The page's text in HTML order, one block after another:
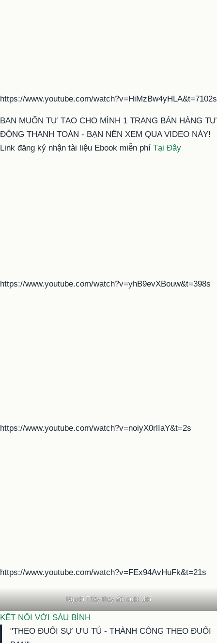
https://www.youtube.com/watch?v=HiMzBw4yHLA&t=7102s
BẠN MUỐN TỰ TẠO CHO MÌNH 1 TRANG BÁN HÀNG TỰ
ĐỘNG THANH TOÁN - BẠN NÊN XEM QUA VIDEO NÀY!
Link đăng ký nhận tài liệu Ebook miễn phí Tại Đây
https://www.youtube.com/watch?v=yhB9evXBouw&t=398s
https://www.youtube.com/watch?v=noiyX0rlIaY&t=2s
https://www.youtube.com/watch?v=FEx94AvHuFk&t=21s
Người Thầy thay đổi cuộc đời
KẾT NỐI VỚI SÁU BÌNH
"THEO ĐUỔI SỰ ƯU TÚ - THÀNH CÔNG THEO ĐUỔI